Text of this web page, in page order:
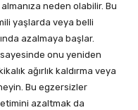
neden olabilir. Bu
yaşlarda veya belli
azalmaya başlar.
sayesinde onu yeniden
ağırlık kaldırma veya
Bu egzersizler
azaltmak da